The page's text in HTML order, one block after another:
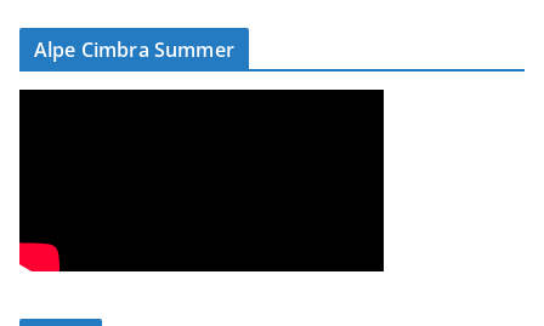
Alpe Cimbra Summer